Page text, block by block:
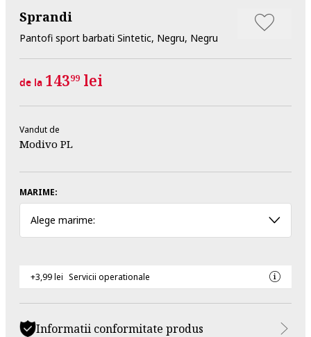
Sprandi
Pantofi sport barbati Sintetic, Negru, Negru
de la 14399 lei
Vandut de
Modivo PL
MARIME:
Alege marime:
+3,99 lei Servicii operationale
Informatii conformitate produs